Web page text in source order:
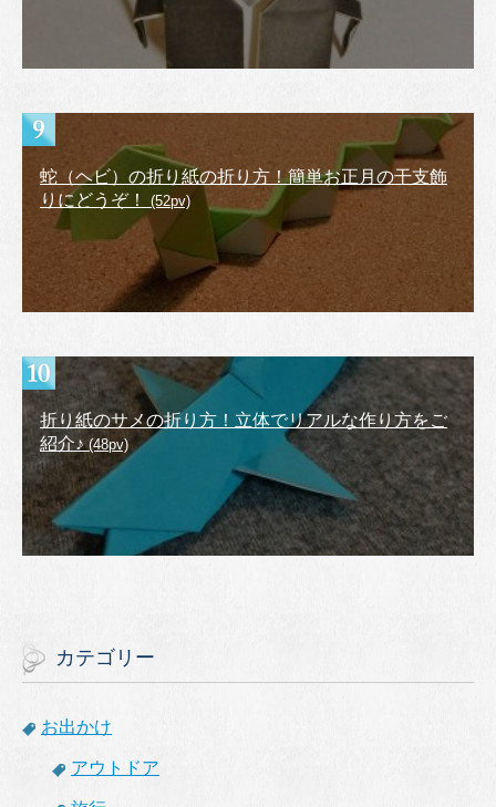
蛇（ヘビ）の折り紙の折り方！簡単お正月の干支飾
りにどうぞ！
(52pv)
折り紙のサメの折り方！立体でリアルな作り方をご
紹介♪(48pv)
カテゴリー
お出かけ
アウトドア